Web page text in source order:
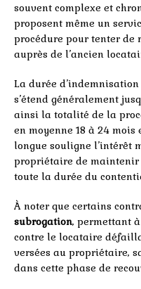
souvent complexe et
proposent même un
procédure pour tenter de
auprès de l’ancien
La durée
s’étend généralement
ainsi la totalité de la
en moyenne 18 à 24 mois
longue souligne l’intérêt
propriétaire de
toute la durée du
À noter que certains
subrogation, permettant
contre le locataire
versées au propriétaire,
dans cette phase de